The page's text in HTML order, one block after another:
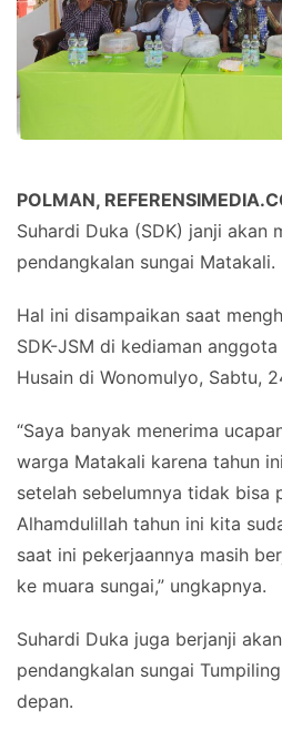
POLMAN,
Suhardi Duka (SDK) janji akan
pendangkalan sungai Matakali.
Hal ini disampaikan saat
SDK-JSM di kediaman
Husain di Wonomulyo, Sabtu,
“Saya banyak menerima
warga Matakali karena tahun
setelah sebelumnya tidak bisa
Alhamdulillah tahun ini kita
saat ini pekerjaannya masih
ke muara sungai,” ungkapnya.
Suhardi Duka juga berjanji
pendangkalan sungai
depan.